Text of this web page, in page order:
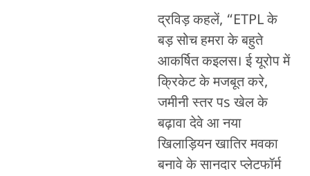
द्रविड़ कहलें, “ETPL के
बड़ सोच हमरा के बहुते
आकर्षित कइलस। ई यूरोप में
क्रिकेट के मजबूत करे,
जमीनी स्तर पs खेल के
बढ़ावा देवे आ नया
खिलाड़ियन खातिर मवका
बनावे के सानदार प्लेटफॉर्म